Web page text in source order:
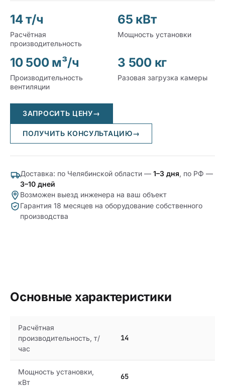
14 т/ч
Расчётная
производительность
65 кВт
Мощность установки
10 500 м³/ч
Производительность
вентиляции
3 500 кг
Разовая загрузка камеры
ЗАПРОСИТЬ ЦЕНУ→
ПОЛУЧИТЬ КОНСУЛЬТАЦИЮ→
Доставка: по Челябинской области — 1–3 дня, по РФ —
3–10 дней
Возможен выезд инженера на ваш объект
Гарантия 18 месяцев на оборудование собственного
производства
Основные характеристики
Расчётная
производительность, т/
час
14
Мощность установки,
кВт
65